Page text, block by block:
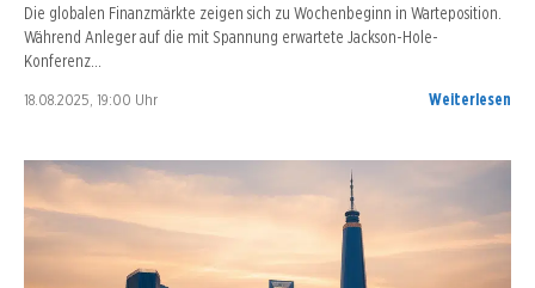
Die globalen Finanzmärkte zeigen sich zu Wochenbeginn in Warteposition.
Während Anleger auf die mit Spannung erwartete Jackson-Hole-
Konferenz…
18.08.2025, 19:00 Uhr Weiterlesen